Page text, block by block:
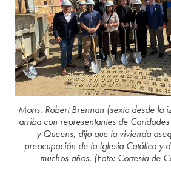
Mons. Robert Brennan (sexto desde la
arriba con representantes de
y Queens, dijo que la vivienda
preocupación de la Iglesia Católica y
muchos años. (Foto: Cortesía de